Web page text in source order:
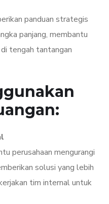
panduan strategis
panjang, membantu
tengah tantangan
perusahaan mengurangi
solusi yang lebih
tim internal untuk